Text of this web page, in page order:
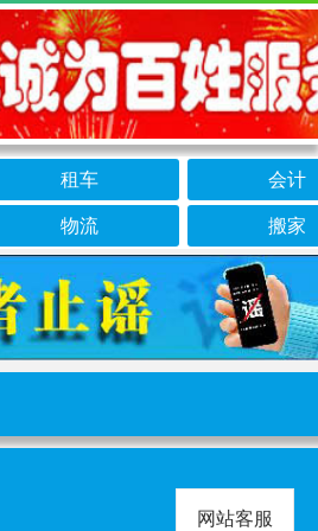
租车 会计
物流 搬家
网站客服